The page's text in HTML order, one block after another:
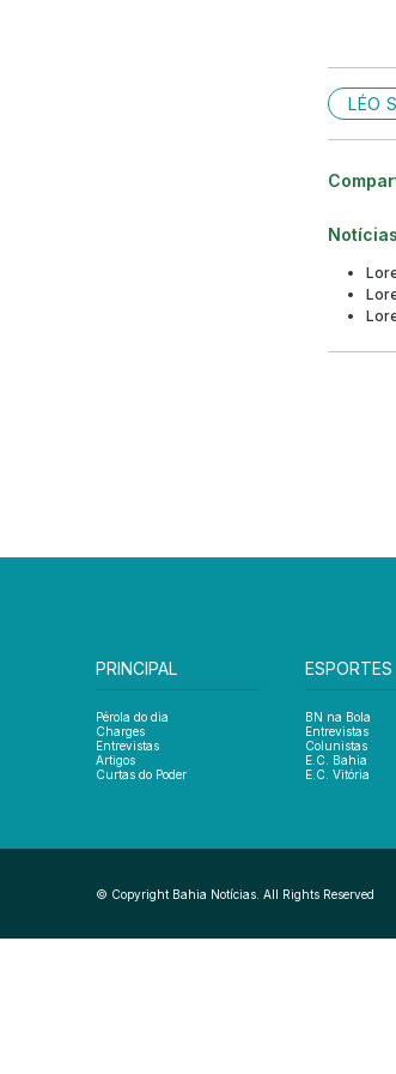
LÉO
PRINCIPAL
Pérola do dia
Charges
Entrevistas
Artigos
Curtas do Poder
ESPORTES
BN na Bola
Entrevistas
Colunistas
E.C. Bahia
E.C. Vitória
© Copyright Bahia Notícias. All Rights Reserved